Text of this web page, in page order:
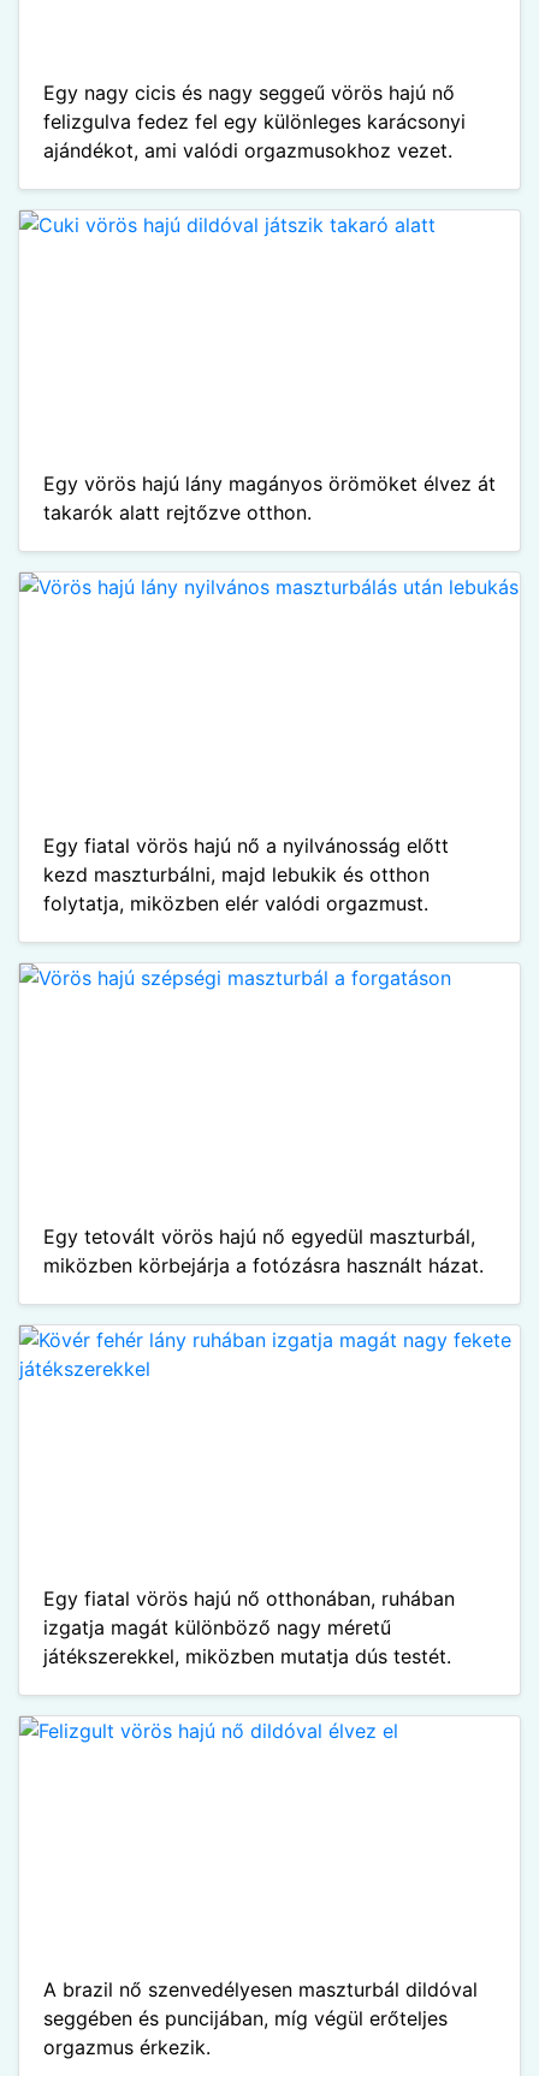
Egy nagy cicis és nagy seggeű vörös hajú nő
felizgulva fedez fel egy különleges karácsonyi
ajándékot, ami valódi orgazmusokhoz vezet.
Egy vörös hajú lány magányos örömöket élvez át
takarók alatt rejtőzve otthon.
Egy fiatal vörös hajú nő a nyilvánosság előtt
kezd maszturbálni, majd lebukik és otthon
folytatja, miközben elér valódi orgazmust.
Egy tetovált vörös hajú nő egyedül maszturbál,
miközben körbejárja a fotózásra használt házat.
Egy fiatal vörös hajú nő otthonában, ruhában
izgatja magát különböző nagy méretű
játékszerekkel, miközben mutatja dús testét.
A brazil nő szenvedélyesen maszturbál dildóval
seggében és puncijában, míg végül erőteljes
orgazmus érkezik.